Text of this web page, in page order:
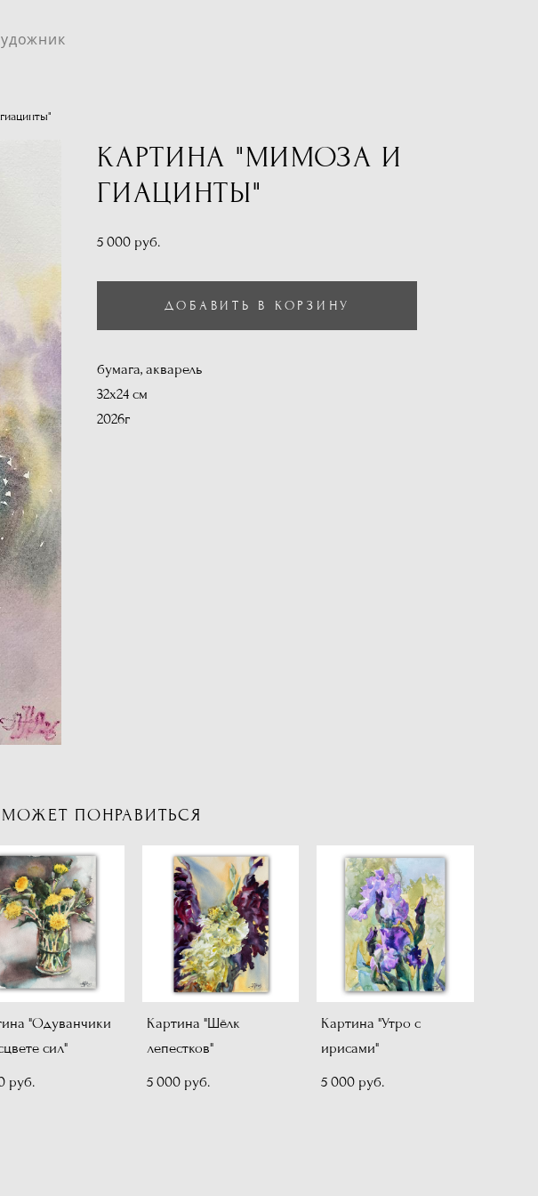
КАРТИНА "МИМОЗА И
ГИАЦИНТЫ"
5 000 pуб.
ДОБАВИТЬ В КОРЗИНУ
бумага, акварель
32х24 см
2026г
ПОНРАВИТЬСЯ
"Одуванчики
сил"
pуб.
Картина "Шёлк
лепестков"
5 000 pуб.
Картина "Утро с
ирисами"
5 000 pуб.